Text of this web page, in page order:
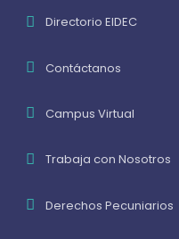
Directorio EIDEC
Contáctanos
Campus Virtual
Trabaja con Nosotros
Derechos Pecuniarios